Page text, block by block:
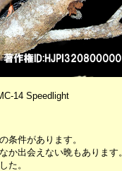
14 Speedlight
条件があります。
か出会えない晩もあります
た。